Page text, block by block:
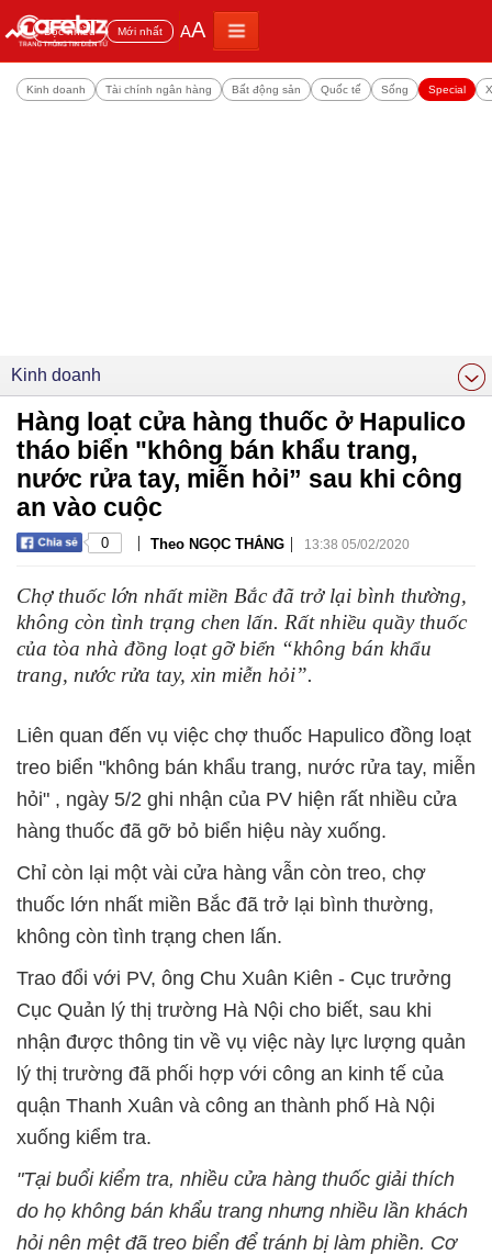
Đọc nhiều Mới nhất AA
Kinh doanh Tài chính ngân hàng Bất động sản Quốc tế Sống Special
Kinh doanh
Hàng loạt cửa hàng thuốc ở Hapulico
tháo biển "không bán khẩu trang,
nước rửa tay, miễn hỏi” sau khi công
an vào cuộc
0 | Theo NGỌC THẮNG | 13:38 05/02/2020
Chợ thuốc lớn nhất miền Bắc đã trở lại bình thường,
không còn tình trạng chen lấn. Rất nhiều quầy thuốc
của tòa nhà đồng loạt gỡ biển “không bán khẩu
trang, nước rửa tay, xin miễn hỏi”.
Liên quan đến vụ việc chợ thuốc Hapulico đồng loạt
treo biển "không bán khẩu trang, nước rửa tay, miễn
hỏi" , ngày 5/2 ghi nhận của PV hiện rất nhiều cửa
hàng thuốc đã gỡ bỏ biển hiệu này xuống.
Chỉ còn lại một vài cửa hàng vẫn còn treo, chợ
thuốc lớn nhất miền Bắc đã trở lại bình thường,
không còn tình trạng chen lấn.
Trao đổi với PV, ông Chu Xuân Kiên - Cục trưởng
Cục Quản lý thị trường Hà Nội cho biết, sau khi
nhận được thông tin về vụ việc này lực lượng quản
lý thị trường đã phối hợp với công an kinh tế của
quận Thanh Xuân và công an thành phố Hà Nội
xuống kiểm tra.
"Tại buổi kiểm tra, nhiều cửa hàng thuốc giải thích
do họ không bán khẩu trang nhưng nhiều lần khách
hỏi nên mệt đã treo biển để tránh bị làm phiền. Cơ